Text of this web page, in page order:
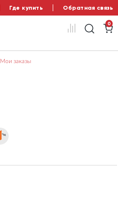
Где купить Обратная связь
0
Мои заказы